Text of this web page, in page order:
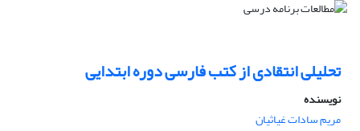
تحلیلی انتقادی از کتب فارسی دوره ابتدایی
نویسنده
مریم سادات غیاثیان